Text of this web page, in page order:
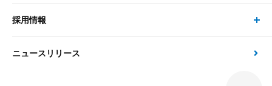
大和総研の強み
先端テクノロジーに基づく新たな価値の創出
政策分析
次世代社会への貢献
会社情報 トップ
会社概要・役員一覧
採用情報
採用情報 トップ
ニュースリリース